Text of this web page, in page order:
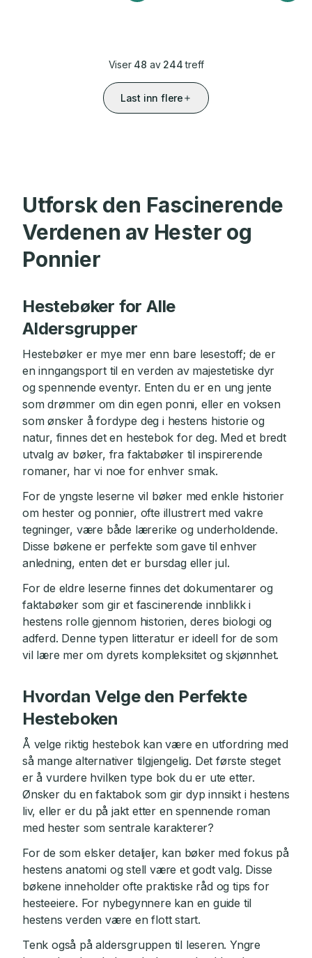
Viser 48 av 244treff
Last inn flere
Utforsk den Fascinerende
Verdenen av Hester og
Ponnier
Hestebøker for Alle
Aldersgrupper
Hestebøker er mye mer enn bare lesestoff; de er
en inngangsport til en verden av majestetiske dyr
og spennende eventyr. Enten du er en ung jente
som drømmer om din egen ponni, eller en voksen
som ønsker å fordype deg i hestens historie og
natur, finnes det en hestebok for deg. Med et bredt
utvalg av bøker, fra faktabøker til inspirerende
romaner, har vi noe for enhver smak.
For de yngste leserne vil bøker med enkle historier
om hester og ponnier, ofte illustrert med vakre
tegninger, være både lærerike og underholdende.
Disse bøkene er perfekte som gave til enhver
anledning, enten det er bursdag eller jul.
For de eldre leserne finnes det dokumentarer og
faktabøker som gir et fascinerende innblikk i
hestens rolle gjennom historien, deres biologi og
adferd. Denne typen litteratur er ideell for de som
vil lære mer om dyrets kompleksitet og skjønnhet.
Hvordan Velge den Perfekte
Hesteboken
Å velge riktig hestebok kan være en utfordring med
så mange alternativer tilgjengelig. Det første steget
er å vurdere hvilken type bok du er ute etter.
Ønsker du en faktabok som gir dyp innsikt i hestens
liv, eller er du på jakt etter en spennende roman
med hester som sentrale karakterer?
For de som elsker detaljer, kan bøker med fokus på
hestens anatomi og stell være et godt valg. Disse
bøkene inneholder ofte praktiske råd og tips for
hesteeiere. For nybegynnere kan en guide til
hestens verden være en flott start.
Tenk også på aldersgruppen til leseren. Yngre